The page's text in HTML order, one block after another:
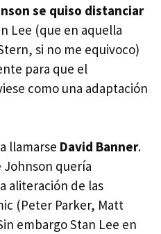
se quiso distanciar
Lee (que en aquella
si no me equivoco)
para que el
como una adaptación
llamarse David Banner.
Johnson quería
aliteración de las
(Peter Parker, Matt
embargo Stan Lee en